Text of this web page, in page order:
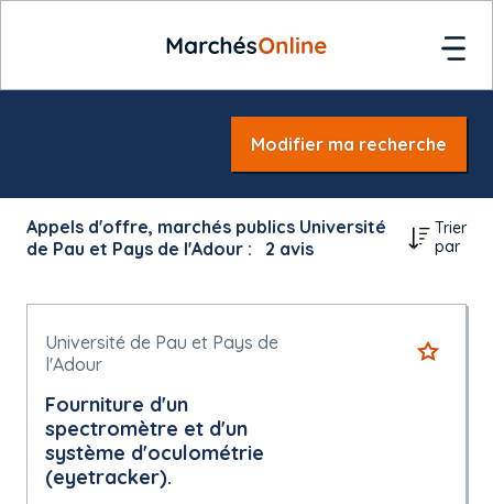
Modifier ma recherche
Appels d'offre, marchés publics Université
de Pau et Pays de l'Adour :
2 avis
Trier
par
Université de Pau et Pays de
l'Adour
Fourniture d'un
spectromètre et d'un
système d'oculométrie
(eyetracker).